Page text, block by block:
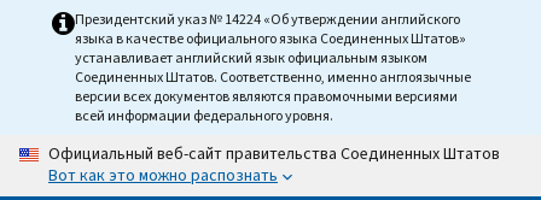
HomeПрезидентский указ № 14224 «Об утверждении английского
языка в качестве официального языка Соединенных Штатов»
устанавливает английский язык официальным языком
Соединенных Штатов. Соответственно, именно англоязычные
версии всех документов являются правомочными версиями
всей информации федерального уровня.
Официальный веб-сайт правительства Соединенных Штатов
Вот как это можно распознать